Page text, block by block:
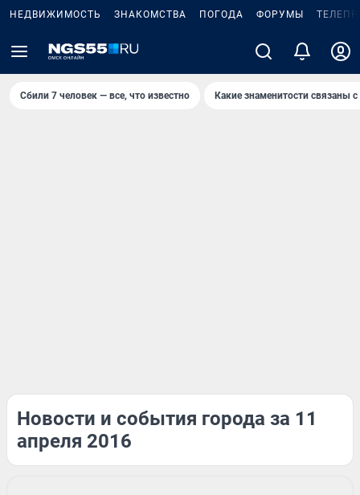
НЕДВИЖИМОСТЬ ЗНАКОМСТВА ПОГОДА ФОРУМЫ
Сбили 7 человек — все, что известно Какие знаменитости связаны
Новости и события города за 11
апреля 2016